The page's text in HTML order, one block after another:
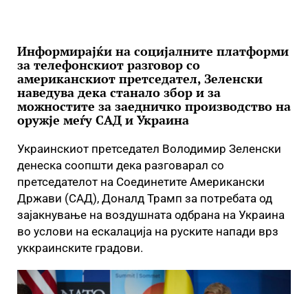
Информирајќи на социјалните платформи
за телефонскиот разговор со
американскиот претседател, Зеленски
наведува дека станало збор и за
можностите за заедничко производство на
оружје меѓу САД и Украина
Украинскиот претседател Володимир Зеленски
денеска соопшти дека разговарал со
претседателот на Соединетите Американски
Држави (САД), Доналд Трамп за потребата од
зајакнување на воздушната одбрана на Украина
во услови на ескалација на руските напади врз
уккраинските градови.